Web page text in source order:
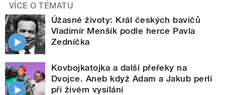
VÍCE O TÉMATU
Úžasné životy: Král českých bavičů
Vladimír Menšík podle herce Pavla
Zedníčka
Kovbojkatojka a další přeřeky na
Dvojce. Aneb když Adam a Jakub perlí
při živém vysílání